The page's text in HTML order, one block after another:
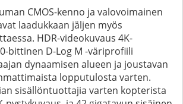
CMOS-kenno ja valovoimainen
laadukkaan jäljen myös
HDR-videokuvaus 4K-
bittinen D-Log M -väriprofiili
dynaamisen alueen ja joustavan
lopputulosta varten.
sisällöntuottajia varten kopterista